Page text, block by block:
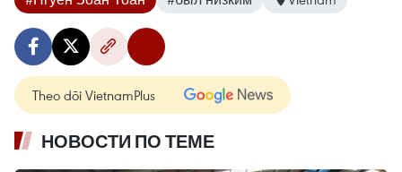
Theo dõi VietnamPlus
НОВОСТИ ПО ТЕМЕ